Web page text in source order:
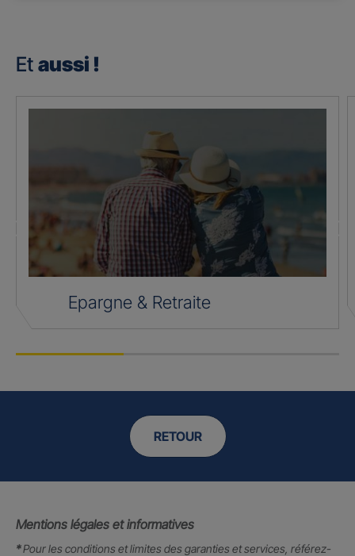
Et aussi !
Epargne & Retraite
RETOUR
Mentions légales et informatives
*Pour les conditions et limites des garanties et services, référez-